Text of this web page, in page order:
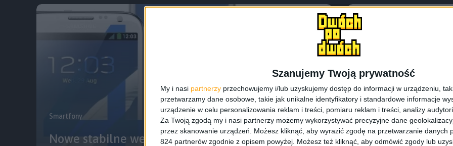
Szanujemy Twoją prywatność
My i nasi partnerzy przechowujemy i/lub uzyskujemy dostęp do informacji w urządzeniu,
przetwarzamy dane osobowe, takie jak unikalne identyfikatory i standardowe informacje
urządzenie w celu personalizowania reklam i treści, pomiaru reklam i treści, analizy
Za Twoją zgodą my i nasi partnerzy możemy wykorzystywać precyzyjne dane
przez skanowanie urządzeń. Możesz kliknąć, aby wyrazić zgodę na przetwarzanie danych
824 partnerów zgodnie z opisem powyżej. Możesz też kliknąć, aby odmówić zgody lub
Smartfony
Nowe stabilne wersje oprogramowania z
Smartfony